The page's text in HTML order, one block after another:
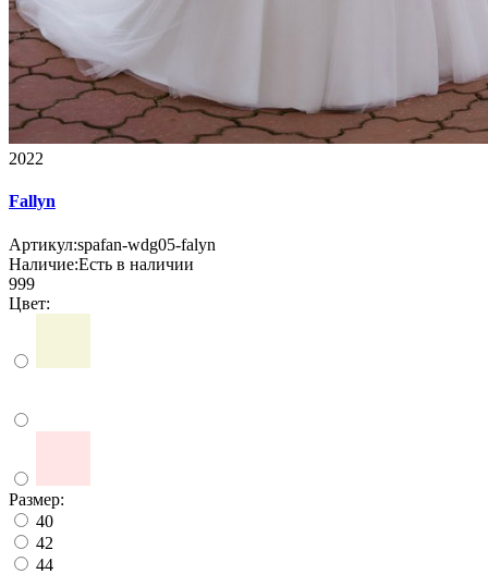
2022
Fallyn
Артикул:spafan-wdg05-falyn
Наличие:Есть в наличии
999
Цвет:
Размер:
40
42
44